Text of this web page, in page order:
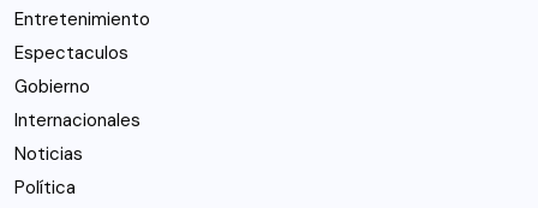
Entretenimiento
Espectaculos
Gobierno
Internacionales
Noticias
Política